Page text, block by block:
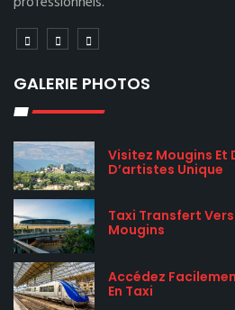
GALERIE PHOTOS
Visitez Mougins Et
D’artistes Unique
Taxi Transfert
Mougins
Accédez
En Taxi